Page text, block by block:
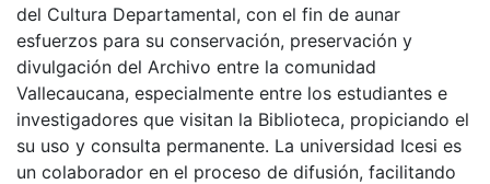
del Cultura Departamental, con el fin de aunar
esfuerzos para su conservación, preservación y
divulgación del Archivo entre la comunidad
Vallecaucana, especialmente entre los estudiantes e
investigadores que visitan la Biblioteca, propiciando el
su uso y consulta permanente. La universidad Icesi es
un colaborador en el proceso de difusión, facilitando